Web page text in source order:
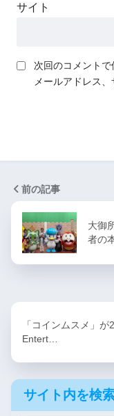
サイト
次回のコメントで
メールアドレス、
前の記事
大御
者の
「コインムスメ」
Entert…
サイト内を検